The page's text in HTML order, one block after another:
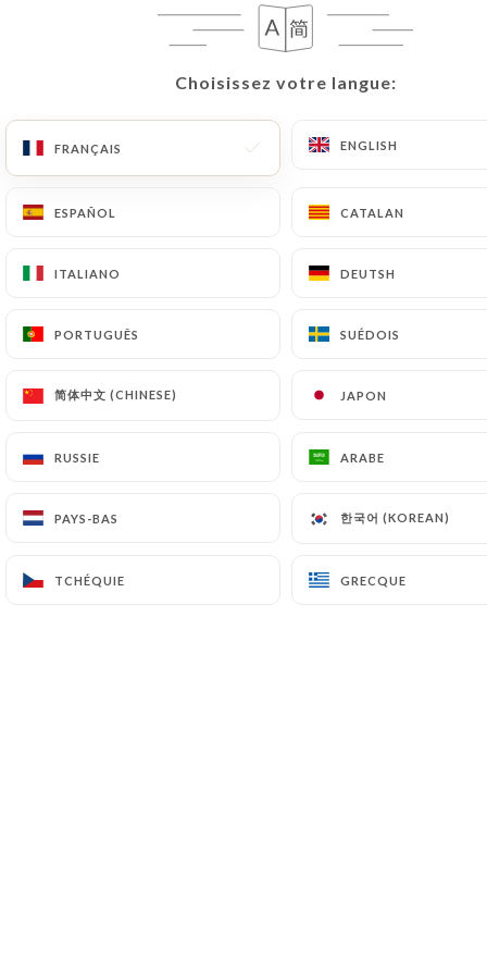
FR
Choisissez votre langue:
FRANÇAIS ENGLISH
ESPAÑOL CATALAN
ITALIANO DEUTSH
PORTUGUÊS SUÉDOIS
简体中文 (CHINESE) JAPON
RUSSIE ARABE
PAYS-BAS 한국어 (KOREAN)
TCHÉQUIE GRECQUE
Choisissez votre langue:
FRANÇAIS ENGLISH
ESPAÑOL CATALAN
ITALIANO DEUTSH
PORTUGUÊS SUÉDOIS
简体中文 (CHINESE) JAPON
RUSSIE ARABE
PAYS-BAS 한국어 (KOREAN)
TCHÉQUIE GRECQUE